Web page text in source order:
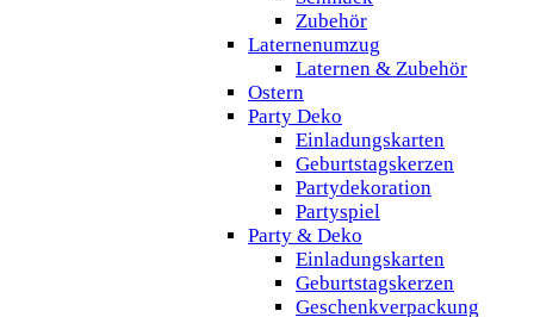
Zubehör
Laternenumzug
Laternen & Zubehör
Ostern
Party Deko
Einladungskarten
Geburtstagskerzen
Partydekoration
Partyspiel
Party & Deko
Einladungskarten
Geburtstagskerzen
Geschenkverpackung